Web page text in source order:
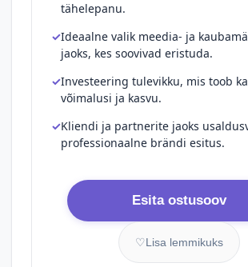
tähelepanu.
Ideaalne valik meedia- ja
jaoks, kes soovivad eristuda.
Investeering tulevikku, mis toob
võimalusi ja kasvu.
Kliendi ja partnerite jaoks
professionaalne brändi esitus.
Esita ostusoov
♡Lisa lemmikuks